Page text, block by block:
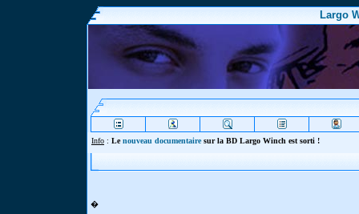
Largo
Info : Lenouveau documentairesur la BD Largo Winch est sorti !
�